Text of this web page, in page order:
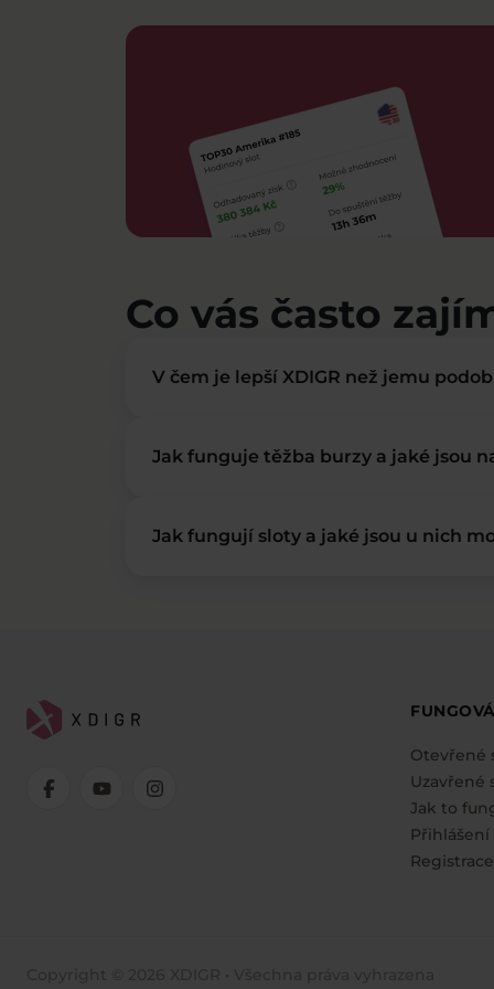
Co vás často
V čem je lepší XDIGR než jemu
Jak funguje těžba burzy a jaké jsou
Jak fungují sloty a jaké jsou u nich
Otevřené
Uzavřené
Jak to
Přihlášení
Registrace